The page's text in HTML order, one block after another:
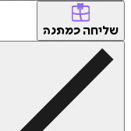
כמתנה